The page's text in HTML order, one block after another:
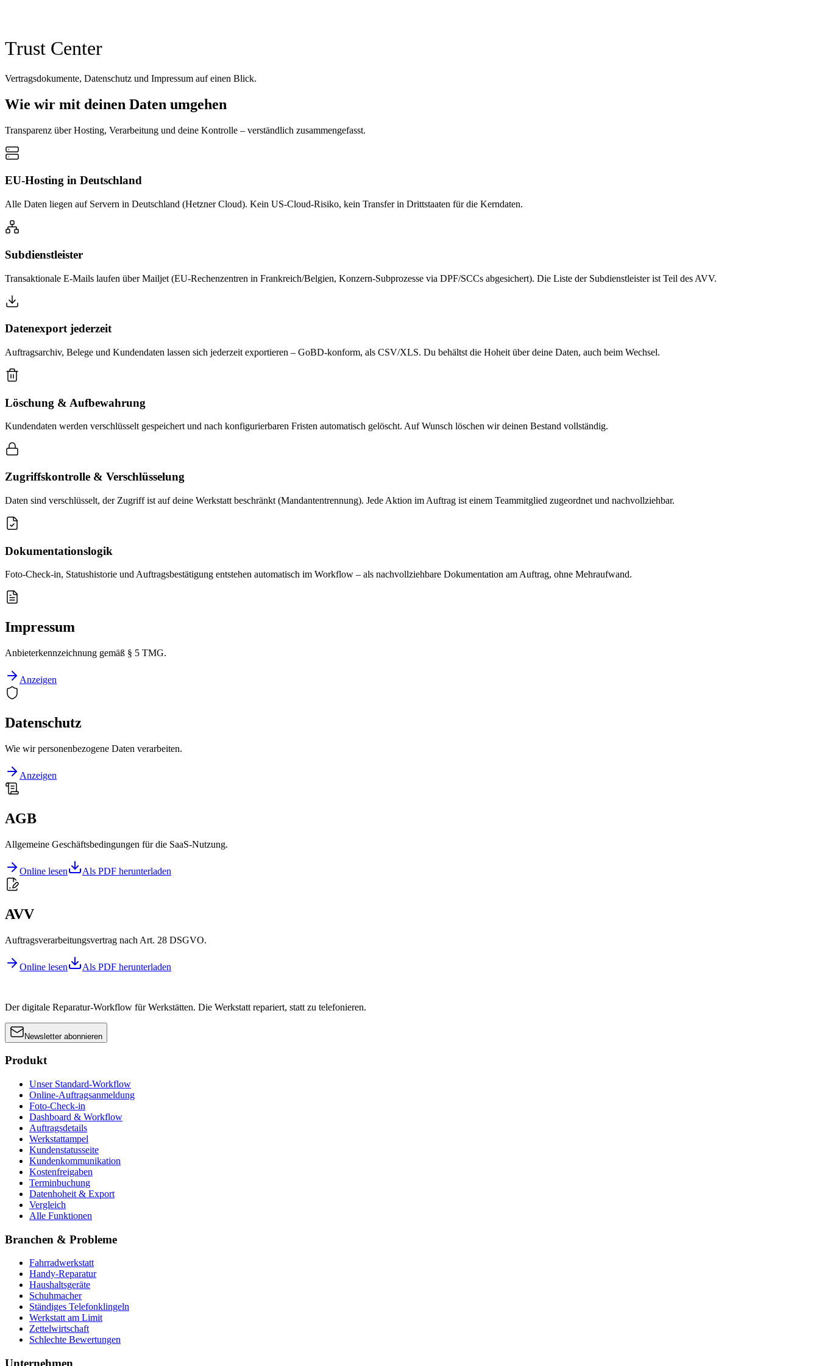
Trust Center
Vertragsdokumente, Datenschutz und Impressum auf einen Blick.
Wie wir mit deinen Daten umgehen
Transparenz über Hosting, Verarbeitung und deine Kontrolle – verständlich zusammengefasst.
EU-Hosting in Deutschland
Alle Daten liegen auf Servern in Deutschland (Hetzner Cloud). Kein US-Cloud-Risiko, kein Transfer in Drittstaaten für die Kerndaten.
Subdienstleister
Transaktionale E-Mails laufen über Mailjet (EU-Rechenzentren in Frankreich/Belgien, Konzern-Subprozesse via DPF/SCCs abgesichert). Die Liste der Subdienstleister ist Teil des AVV.
Datenexport jederzeit
Auftragsarchiv, Belege und Kundendaten lassen sich jederzeit exportieren – GoBD-konform, als CSV/XLS. Du behältst die Hoheit über deine Daten, auch beim Wechsel.
Löschung & Aufbewahrung
Kundendaten werden verschlüsselt gespeichert und nach konfigurierbaren Fristen automatisch gelöscht. Auf Wunsch löschen wir deinen Bestand vollständig.
Zugriffskontrolle & Verschlüsselung
Daten sind verschlüsselt, der Zugriff ist auf deine Werkstatt beschränkt (Mandantentrennung). Jede Aktion im Auftrag ist einem Teammitglied zugeordnet und nachvollziehbar.
Dokumentationslogik
Foto-Check-in, Statushistorie und Auftragsbestätigung entstehen automatisch im Workflow – als nachvollziehbare Dokumentation am Auftrag, ohne Mehraufwand.
Impressum
Anbieterkennzeichnung gemäß § 5 TMG.
Anzeigen
Datenschutz
Wie wir personenbezogene Daten verarbeiten.
Anzeigen
AGB
Allgemeine Geschäftsbedingungen für die SaaS-Nutzung.
Online lesen Als PDF herunterladen
AVV
Auftragsverarbeitungsvertrag nach Art. 28 DSGVO.
Online lesen Als PDF herunterladen
Der digitale Reparatur-Workflow für Werkstätten. Die Werkstatt repariert, statt zu telefonieren.
Newsletter abonnieren
Produkt
Unser Standard-Workflow
Online-Auftragsanmeldung
Foto-Check-in
Dashboard & Workflow
Auftragsdetails
Werkstattampel
Kundenstatusseite
Kundenkommunikation
Kostenfreigaben
Terminbuchung
Datenhoheit & Export
Vergleich
Alle Funktionen
Branchen & Probleme
Fahrradwerkstatt
Handy-Reparatur
Haushaltsgeräte
Schuhmacher
Ständiges Telefonklingeln
Werkstatt am Limit
Zettelwirtschaft
Schlechte Bewertungen
Unternehmen